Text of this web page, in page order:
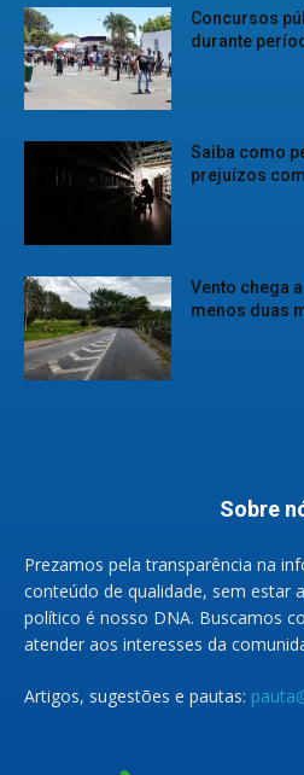
Concursos
durante
Saiba como
prejuízos
Vento chega
menos duas
Sobre
Prezamos pela transparência na
conteúdo de qualidade, sem estar
político é nosso DNA. Buscamos
atender aos interesses da
Artigos, sugestões e pautas: